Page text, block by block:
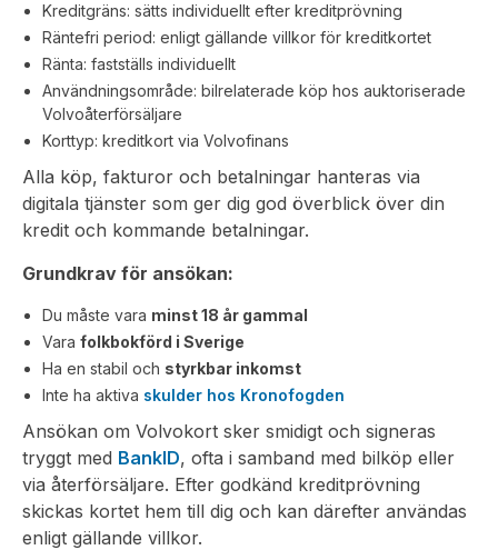
Kreditgräns: sätts individuellt efter kreditprövning
Räntefri period: enligt gällande villkor för kreditkortet
Ränta: fastställs individuellt
Användningsområde: bilrelaterade köp hos auktoriserade
Volvoåterförsäljare
Korttyp: kreditkort via Volvofinans
Alla köp, fakturor och betalningar hanteras via
digitala tjänster som ger dig god överblick över din
kredit och kommande betalningar.
Grundkrav för ansökan:
Du måste vara minst 18 år gammal
Vara folkbokförd i Sverige
Ha en stabil och styrkbar inkomst
Inte ha aktiva skulder hos Kronofogden
Ansökan om Volvokort sker smidigt och signeras
tryggt med BankID, ofta i samband med bilköp eller
via återförsäljare. Efter godkänd kreditprövning
skickas kortet hem till dig och kan därefter användas
enligt gällande villkor.